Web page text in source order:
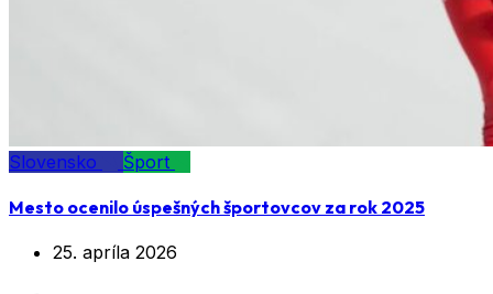
Slovensko Šport
Mesto ocenilo úspešných športovcov za rok 2025
25. apríla 2026